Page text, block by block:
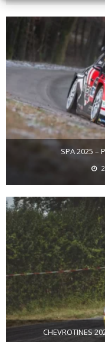
SPA 2025 –
CHEVROTINES